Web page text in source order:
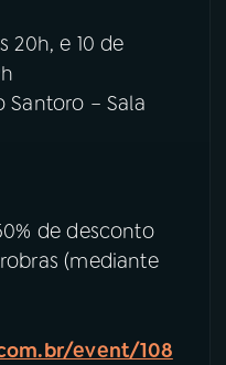
20h, e 10 de
Santoro – Sala
de desconto
(mediante
event/108